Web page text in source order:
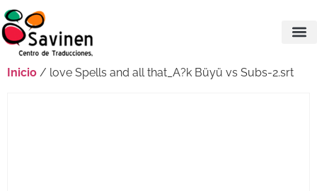
Inicio / love Spells and all that_A?k Büyü vs Subs-2.srt